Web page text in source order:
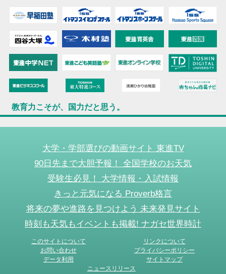
教育力こそが、国力だと思う。
大学・学部選びの動画サイト 東進TV
90日先まで大胆予報！ 全国学校のお天気
受験生必見！ 大学情報・入試情報
きっと元気になる Proverb格言
将来の夢や進路を見つけよう 未来発見サイト
時刻も天気もイベントも掲載! ナガセ世界時計
このサイトについて
リンクについて
お問い合わせ
プライバシーポリシー
データ利用
サイトマップ
ニュースリリース